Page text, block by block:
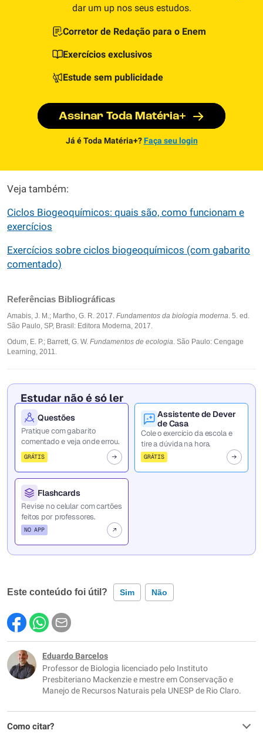
dar um up nos seus estudos.
Corretor de Redação para o Enem
Exercícios exclusivos
Estude sem publicidade
Assinar Toda Matéria+
Já é Toda Matéria+? Faça seu login
Veja também:
Ciclos Biogeoquímicos: quais são, como funcionam e
exercícios
Exercícios sobre ciclos biogeoquímicos (com gabarito
comentado)
Referências Bibliográficas
Amabis, J. M.; Martho, G. R. 2017. Fundamentos da biologia moderna. 5. ed.
São Paulo, SP, Brasil: Editora Moderna, 2017.
Odum, E. P.; Barrett, G. W. Fundamentos de ecologia. São Paulo: Cengage
Learning, 2011.
Estudar não é só ler
Questões
Pratique com gabarito
comentado e veja onde errou.
GRÁTIS
Assistente de Dever
de Casa
Cole o exercício da escola e
tire a dúvida na hora.
GRÁTIS
Flashcards
Revise no celular com cartões
feitos por professores.
NO APP
Este conteúdo foi útil? Sim Não
Este conteúdo contém informação incorreta
Este conteúdo não tem a informação que procuro
Outro
Eduardo Barcelos
Professor de Biologia licenciado pelo Instituto
Presbiteriano Mackenzie e mestre em Conservação e
Manejo de Recursos Naturais pela UNESP de Rio Claro.
Como citar?